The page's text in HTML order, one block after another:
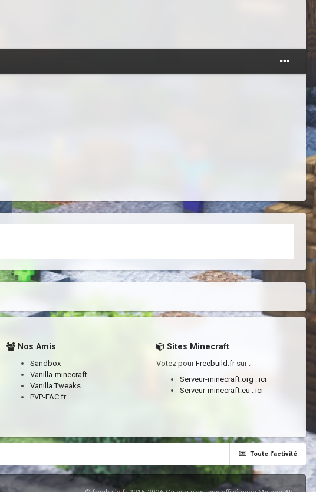
Nos Amis
Sandbox
Vanilla-minecraft
Vanilla Tweaks
PVP-FAC.fr
Sites Minecraft
Votez pourFreebuild.frsur :
Serveur-minecraft.org : ici
Serveur-minecraft.eu : ici
Toute l’activité